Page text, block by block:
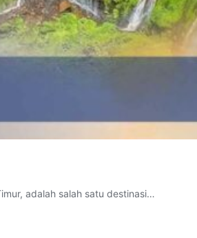
adalah salah satu destinasi…